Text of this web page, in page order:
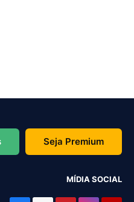
Seja Premium
MÍDIA SOCIAL